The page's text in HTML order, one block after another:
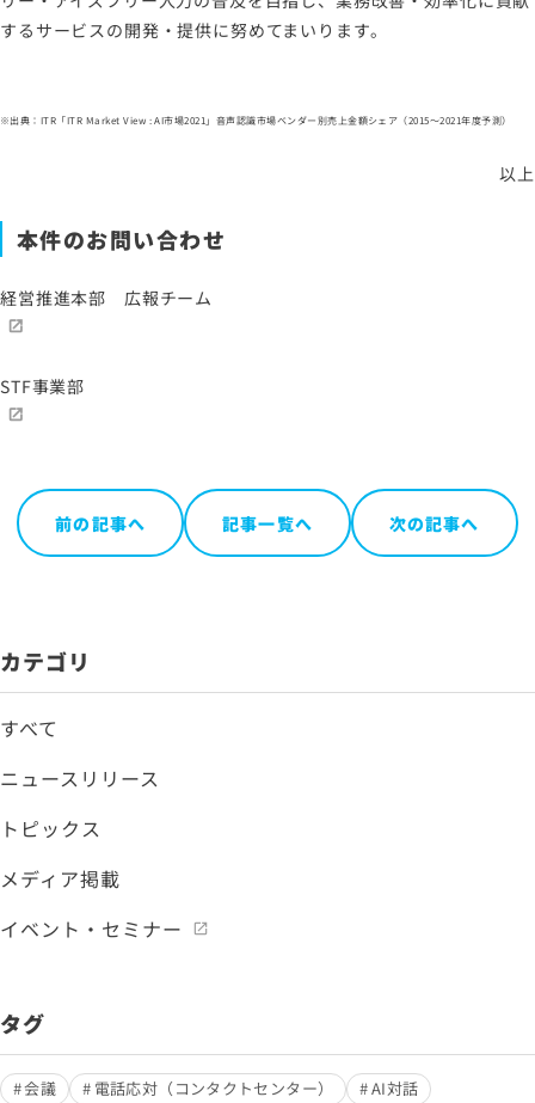
するサービスの開発・提供に努めてまいります。
※出典：ITR「ITR Market View : AI市場2021」音声認識市場ベンダー別売上金額シェア（2015～2021年度予測）
以上
本件のお問い合わせ
経営推進本部 広報チーム
STF事業部
前の記事へ 記事一覧へ 次の記事へ
カテゴリ
すべて
ニュースリリース
トピックス
メディア掲載
イベント・セミナー
タグ
会議 電話応対（コンタクトセンター）
AI対話